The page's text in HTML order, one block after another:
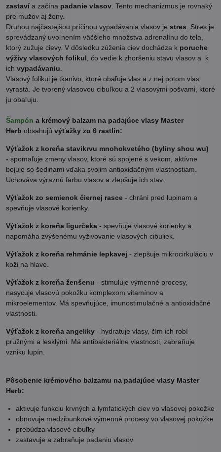
zastaví a začína padanie vlasov . Tento mechanizmus je rovnaký
pre mužov aj ženy.
Druhou najčastejšou príčinou vypadávania vlasov je stres . Stres je
sprevádzaný uvoľnením väčšieho množstva adrenalínu do tela,
ktorý zužuje cievy. V dôsledku zúženia ciev dochádza k poruche
výživy vlasových folikul , čo vedie k zhoršeniu stavu vlasov a
k
ich vypadávaniu
Vlasový folikul je tkanivo, ktoré obaľuje vlas a z nej potom vlas
vyrastá. Je tvorený vlasovou cibuľkou a 2 vlasovými pošvami, ktoré
ju obaľuju.
Šampón a krémový balzam na padajúce vlasy Master
Herb obsahujú výťažky zo 6 rastlín:
Výťažok z koreňa stavikrvu mnohokvetého (byliny shou wu)
- spomaľuje zmeny vlasov, ktoré sú spojené s vekom, aktívne
bojuje so šedinami vďaka svojim antioxidačným vlastnostiam.
Uchováva výraznú farbu vlasov a zlepšuje ich stav.
Výťažok zo semienok čiernej rasce - chráni pred lupinam a
spevňuje vlasové korienky.
Výťažok z koreňa ligurčeka - spevňuje vlasové korienky a
napomáha zvýšenému vyživovanie vlasových cibuliek.
Výťažok z koreňa rehmánie lepkavej - zlepšuje mikrocirkuláciu v
koži na hlave.
Výťažok z koreňa ženšenu - stimuluje výmenné procesy,
nasycuje vlasovú pokožku komplexom vitamínov a
mikroelementov. Má spevňujúce, imunostimulačné a antioxidačné
vlastnosti.
Výťažok z koreňa angeliky - hydratuje vlasy, čím ich robí
pružnými a lesklými. Má antibakteriálne vlastnosti, zabraňuje
vzniku lupín.
Pôsobenie krémového balzamu na padajúce vlasy Master
Herb:
aktivuje funkciu krvných a lymfatických ciev vo vlasovej pokožke
obnovuje medzibunkové výmenné procesy vo vlasovej pokožke
prebúdza vlasové cibuľky
zastavuje a zabraňuje padaniu vlasov